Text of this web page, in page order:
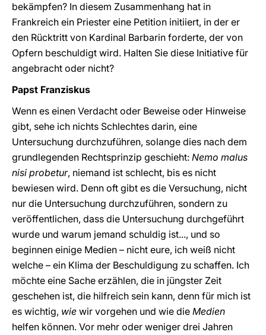
bekämpfen? In diesem Zusammenhang hat in
Frankreich ein Priester eine Petition initiiert, in der er
den Rücktritt von Kardinal Barbarin forderte, der von
Opfern beschuldigt wird. Halten Sie diese Initiative für
angebracht oder nicht?
Papst Franziskus
Wenn es einen Verdacht oder Beweise oder Hinweise
gibt, sehe ich nichts Schlechtes darin, eine
Untersuchung durchzuführen, solange dies nach dem
grundlegenden Rechtsprinzip geschieht: Nemo malus
nisi probetur, niemand ist schlecht, bis es nicht
bewiesen wird. Denn oft gibt es die Versuchung, nicht
nur die Untersuchung durchzuführen, sondern zu
veröffentlichen, dass die Untersuchung durchgeführt
wurde und warum jemand schuldig ist..., und so
beginnen einige Medien – nicht eure, ich weiß nicht
welche – ein Klima der Beschuldigung zu schaffen. Ich
möchte eine Sache erzählen, die in jüngster Zeit
geschehen ist, die hilfreich sein kann, denn für mich ist
es wichtig, wie wir vorgehen und wie die Medien
helfen können. Vor mehr oder weniger drei Jahren